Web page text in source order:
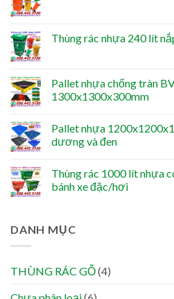
Thùng rác nhựa 240 lít
Pallet nhựa chống tràn
1300x1300x300mm
Pallet nhựa
dương và đen
Thùng rác 1000 lít nhựa
bánh xe đặc/hơi
DANH MỤC
THÙNG RÁC GỖ(4)